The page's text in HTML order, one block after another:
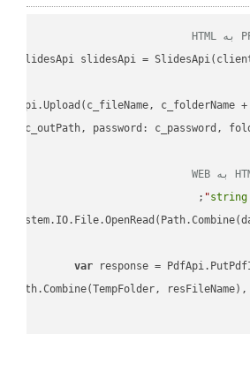
c_folderName +
string
;
var